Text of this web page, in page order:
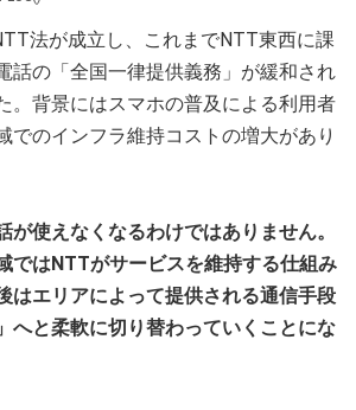
法が成立し、これまでNTT東西に課
話の「全国一律提供義務」が緩和され
。背景にはスマホの普及による利用者
でのインフラ維持コストの増大があり
が使えなくなるわけではありません。
ではNTTがサービスを維持する仕組み
はエリアによって提供される通信手段
へと柔軟に切り替わっていくことにな